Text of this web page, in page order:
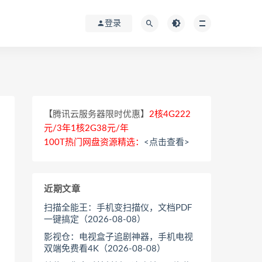
登录
【腾讯云服务器限时优惠】 2核4G222
元/3年1核2G38元/年
100T热门网盘资源精选： <点击查看>
近期文章
扫描全能王：手机变扫描仪，文档PDF
一键搞定（2026-08-08）
影视仓：电视盒子追剧神器，手机电视
双端免费看4K（2026-08-08）